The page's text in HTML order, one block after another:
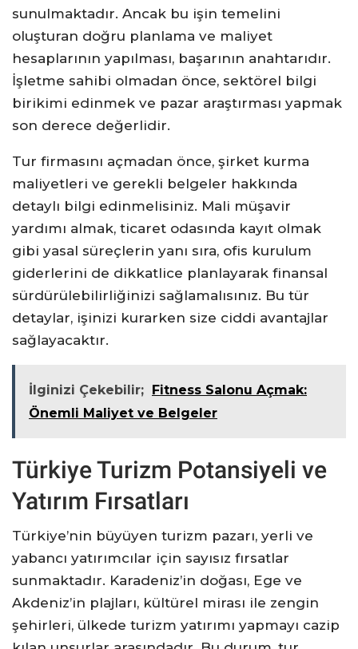
sunulmaktadır. Ancak bu işin temelini
oluşturan doğru planlama ve maliyet
hesaplarının yapılması, başarının anahtarıdır.
İşletme sahibi olmadan önce, sektörel bilgi
birikimi edinmek ve pazar araştırması yapmak
son derece değerlidir.
Tur firmasını açmadan önce, şirket kurma
maliyetleri ve gerekli belgeler hakkında
detaylı bilgi edinmelisiniz. Mali müşavir
yardımı almak, ticaret odasında kayıt olmak
gibi yasal süreçlerin yanı sıra, ofis kurulum
giderlerini de dikkatlice planlayarak finansal
sürdürülebilirliğinizi sağlamalısınız. Bu tür
detaylar, işinizi kurarken size ciddi avantajlar
sağlayacaktır.
İlginizi Çekebilir; Fitness Salonu Açmak:
Önemli Maliyet ve Belgeler
Türkiye Turizm Potansiyeli ve
Yatırım Fırsatları
Türkiye’nin büyüyen turizm pazarı, yerli ve
yabancı yatırımcılar için sayısız fırsatlar
sunmaktadır. Karadeniz’in doğası, Ege ve
Akdeniz’in plajları, kültürel mirası ile zengin
şehirleri, ülkede turizm yatırımı yapmayı cazip